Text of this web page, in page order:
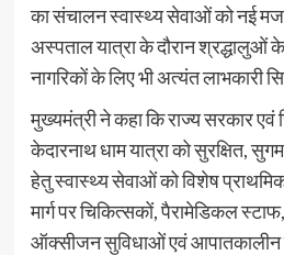
का संचालन स्वास्थ्य सेवाओं को नई
अस्पताल यात्रा के दौरान श्रद्धालुओं
नागरिकों के लिए भी अत्यंत लाभकारी
मुख्यमंत्री ने कहा कि राज्य सरकार एवं
केदारनाथ धाम यात्रा को सुरक्षित,
हेतु स्वास्थ्य सेवाओं को विशेष
मार्ग पर चिकित्सकों, पैरामेडिकल
ऑक्सीजन सुविधाओं एवं आपातकालीन